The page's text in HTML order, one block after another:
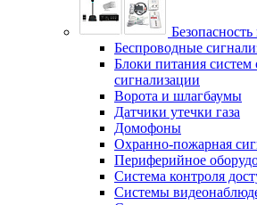
Беспроводные
Блоки питания систем
сигнализации
Ворота и шлагбаумы
Датчики утечки газа
Домофоны
Охранно-пожарная
Периферийное
Система контроля
Системы